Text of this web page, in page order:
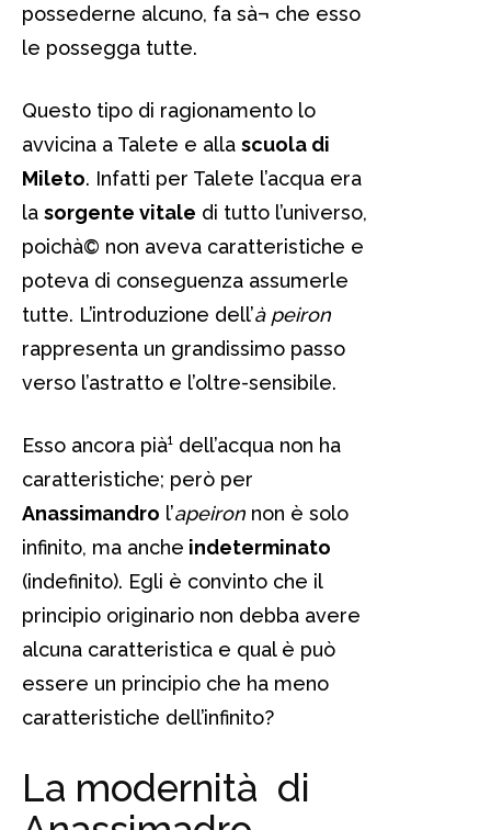
possederne alcuno, fa sà¬ che esso
le possegga tutte.
Questo tipo di ragionamento lo
avvicina a Talete e alla scuola di
Mileto. Infatti per Talete l’acqua era
la sorgente vitale di tutto l’universo,
poichà© non aveva caratteristiche e
poteva di conseguenza assumerle
tutte. L’introduzione dell’à peiron
rappresenta un grandissimo passo
verso l’astratto e l’oltre-sensibile.
Esso ancora pià¹ dell’acqua non ha
caratteristiche; però per
Anassimandro l’apeiron non è solo
infinito, ma anche indeterminato
(indefinito). Egli è convinto che il
principio originario non debba avere
alcuna caratteristica e qual è può
essere un principio che ha meno
caratteristiche dell’infinito?
La modernità di